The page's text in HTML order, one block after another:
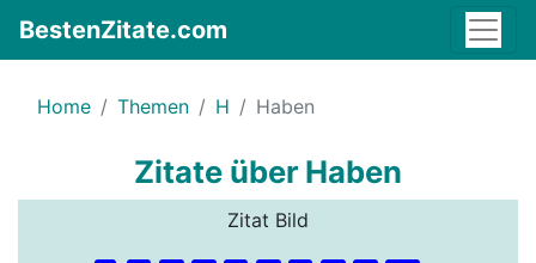
BestenZitate.com
Home Themen H Haben
Zitate über Haben
Zitat Bild